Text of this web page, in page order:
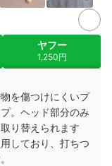
ヤフー
1,250円
を傷つけにくいプ
。ヘッド部分のみ
り替えられます
しており、打ちつ